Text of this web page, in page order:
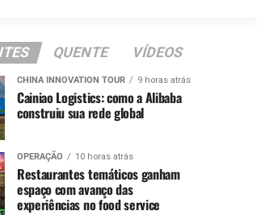
QUENTE VÍDEOS
CHINA INNOVATION TOUR 9 horas atrás
Cainiao Logistics: como a Alibaba
construiu sua rede global
OPERAÇÃO 10 horas atrás
Restaurantes temáticos ganham
espaço com avanço das
experiências no food service